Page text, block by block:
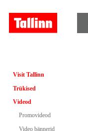
Visit Tallinn
Trükised
Videod
Promovideod
Video bännerid